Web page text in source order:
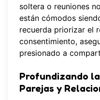
soltera o reuniones
están cómodos
recuerda priorizar el
consentimiento,
presionado a
Profundizando
Parejas y